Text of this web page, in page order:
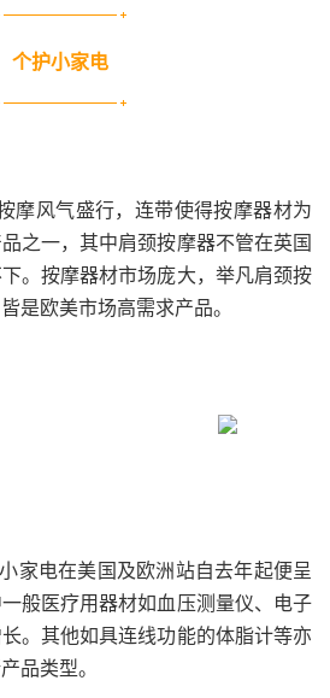
个护小家电
摩风气盛行，连带使得按摩器材为
之一，其中肩颈按摩器不管在英国
。按摩器材市场庞大，举凡肩颈按
是欧美市场高需求产品。
家电在美国及欧洲站自去年起便呈
般医疗用器材如血压测量仪、电子
。其他如具连线功能的体脂计等亦
品类型。